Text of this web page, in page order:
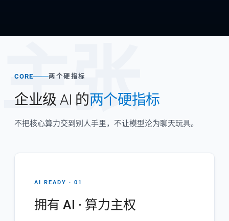
主张
CORE 两个硬指标
企业级 AI 的两个硬指标
不把核心算力交到别人手里，不让模型沦为聊天玩具。
AI READY · 01
拥有 AI · 算力主权